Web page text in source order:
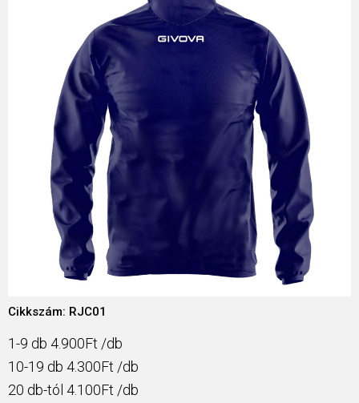
Cikkszám: RJC01
1-9 db 4.900Ft /db
10-19 db 4.300Ft /db
20 db-tól 4.100Ft /db